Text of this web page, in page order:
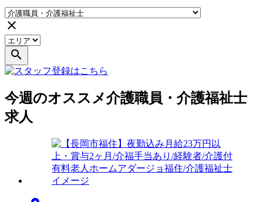
close
search
今週のオススメ介護職員・介護福祉士
求人